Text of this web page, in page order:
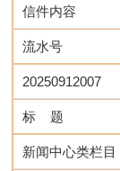
信件内容
流水号
20250912007
标 题
新闻中心类栏目